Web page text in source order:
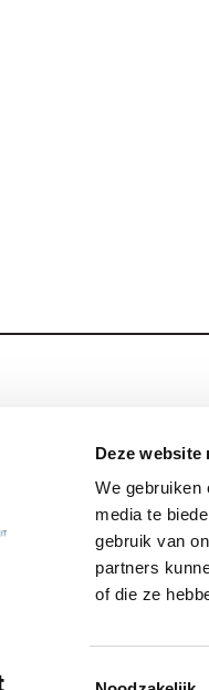
Deze website
We gebruiken
media te
gebruik van
partners
of die ze
Onze